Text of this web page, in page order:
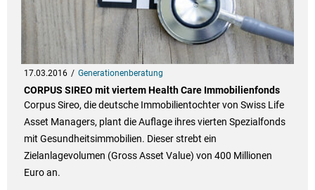
17.03.2016 Generationenberatung
CORPUS SIREO mit viertem Health Care Immobilienfonds
Corpus Sireo, die deutsche Immobilientochter von Swiss Life
Asset Managers, plant die Auflage ihres vierten Spezialfonds
mit Gesundheitsimmobilien. Dieser strebt ein
Zielanlagevolumen (Gross Asset Value) von 400 Millionen
Euro an.